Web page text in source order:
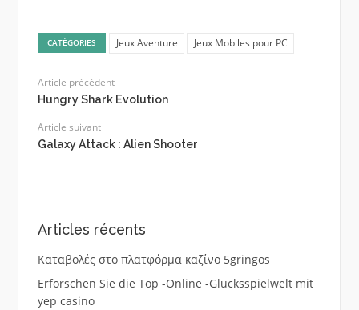
CATÉGORIES Jeux Aventure Jeux Mobiles pour PC
Article précédent
Hungry Shark Evolution
Article suivant
Galaxy Attack : Alien Shooter
Articles récents
Καταβολές στο πλατφόρμα καζίνο 5gringos
Erforschen Sie die Top -Online -Glücksspielwelt mit
yep casino